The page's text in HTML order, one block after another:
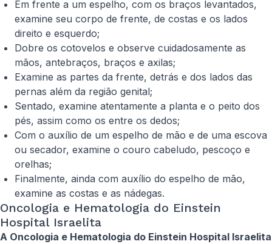
Em frente a um espelho, com os braços levantados,
examine seu corpo de frente, de costas e os lados
direito e esquerdo;
Dobre os cotovelos e observe cuidadosamente as
mãos, antebraços, braços e axilas;
Examine as partes da frente, detrás e dos lados das
pernas além da região genital;
Sentado, examine atentamente a planta e o peito dos
pés, assim como os entre os dedos;
Com o auxílio de um espelho de mão e de uma escova
ou secador, examine o couro cabeludo, pescoço e
orelhas;
Finalmente, ainda com auxílio do espelho de mão,
examine as costas e as nádegas.
Oncologia e Hematologia do Einstein
Hospital Israelita
A Oncologia e Hematologia do Einstein Hospital Israelita